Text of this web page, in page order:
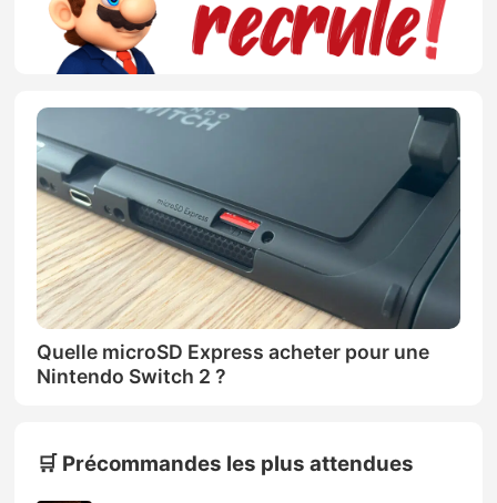
Quelle microSD Express acheter pour une
Nintendo Switch 2 ?
🛒 Précommandes les plus attendues